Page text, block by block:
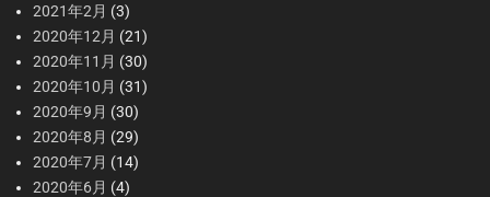
2021年2月 (3)
2020年12月 (21)
2020年11月 (30)
2020年10月 (31)
2020年9月 (30)
2020年8月 (29)
2020年7月 (14)
2020年6月 (4)